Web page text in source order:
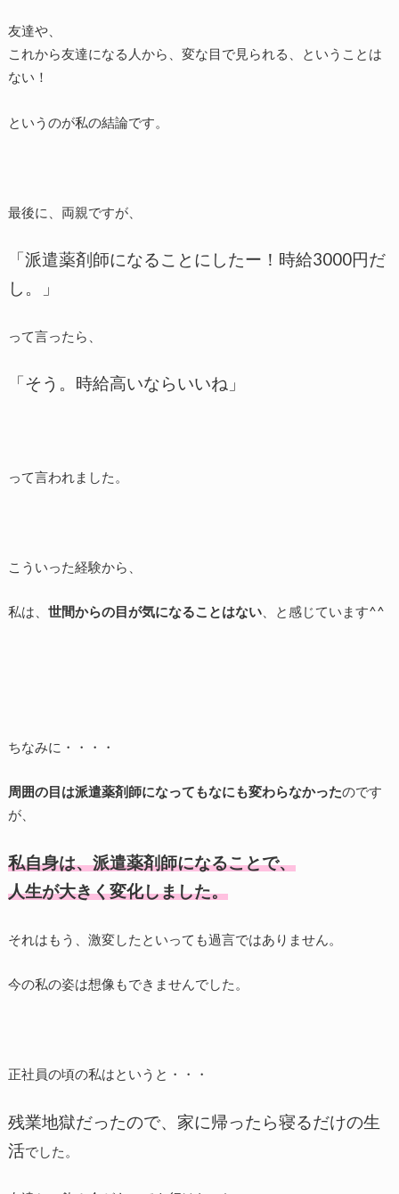
友達や、
これから友達になる人から、変な目で見られる、ということは
ない！
というのが私の結論です。
最後に、両親ですが、
「派遣薬剤師になることにしたー！時給3000円だ
し。」
って言ったら、
「そう。時給高いならいいね」
って言われました。
こういった経験から、
私は、 世間からの目が気になることはない、と感じています^^
ちなみに・・・・
周囲の目は派遣薬剤師になってもなにも変わらなかったのです
が、
私自身は、派遣薬剤師になることで、
人生が大きく変化しました。
それはもう、激変したといっても過言ではありません。
今の私の姿は想像もできませんでした。
正社員の頃の私はというと・・・
残業地獄だったので、家に帰ったら寝るだけの生
活でした。